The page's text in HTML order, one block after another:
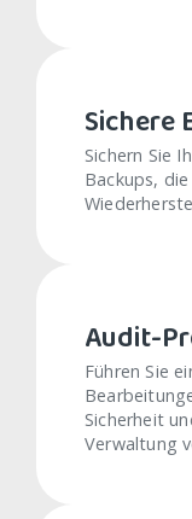
Sichere
Sichern Sie
Backups,
Audit-
Führen Sie
Sicherheit
Verwaltung